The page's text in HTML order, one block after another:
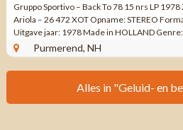
Gruppo Sportivo – Back To 78 15 nrs LP
Ariola – 26 472 XOT Opname: STEREO
Uitgave jaar: 1978 Made in HOLLAND Genre:
Purmerend, NH
Alles in "Geluid- en